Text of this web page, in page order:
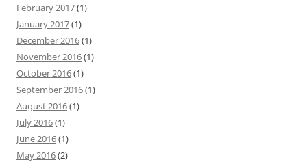
February 2017(1)
January 2017(1)
December 2016(1)
November 2016(1)
October 2016(1)
September 2016(1)
August 2016(1)
July 2016(1)
June 2016(1)
May 2016(2)